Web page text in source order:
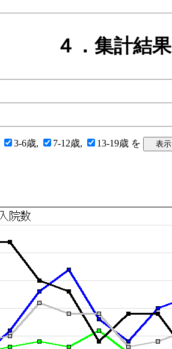
４．集計結果
3-6歳, 7-12歳, 13-19歳 を